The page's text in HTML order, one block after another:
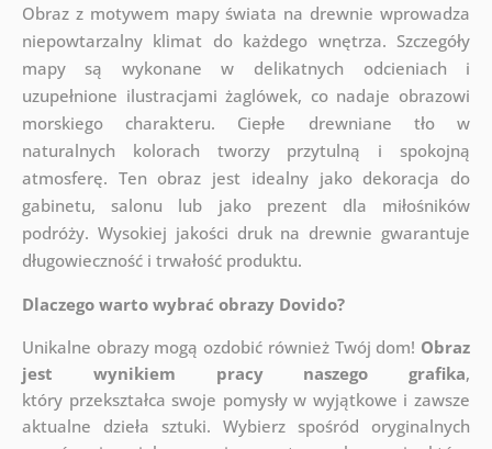
Obraz z motywem mapy świata na drewnie wprowadza
niepowtarzalny klimat do każdego wnętrza. Szczegóły
mapy są wykonane w delikatnych odcieniach i
uzupełnione ilustracjami żaglówek, co nadaje obrazowi
morskiego charakteru. Ciepłe drewniane tło w
naturalnych kolorach tworzy przytulną i spokojną
atmosferę. Ten obraz jest idealny jako dekoracja do
gabinetu, salonu lub jako prezent dla miłośników
podróży. Wysokiej jakości druk na drewnie gwarantuje
długowieczność i trwałość produktu.
Dlaczego warto wybrać obrazy Dovido?
Unikalne obrazy mogą ozdobić również Twój dom! Obraz
jest wynikiem pracy naszego grafika,
który przekształca swoje pomysły w wyjątkowe i zawsze
aktualne dzieła sztuki. Wybierz spośród oryginalnych